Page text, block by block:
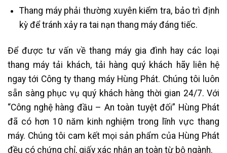
Thang máy phải thường xuyên kiểm tra, bảo trì định
kỳ để tránh xảy ra tai nạn thang máy đáng tiếc.
Để được tư vấn về thang máy gia đình hay các loại
thang máy tải khách, tải hàng quý khách hãy liên hệ
ngay tới Công ty thang máy Hùng Phát. Chúng tôi luôn
sẵn sàng phục vụ quý khách hàng thời gian 24/7. Với
“Công nghệ hàng đầu – An toàn tuyệt đối” Hùng Phát
đã có hơn 10 năm kinh nghiệm trong lĩnh vực thang
máy. Chúng tôi cam kết mọi sản phẩm của Hùng Phát
đều có chứng chỉ, giấy xác nhận an toàn từ bộ ngành.